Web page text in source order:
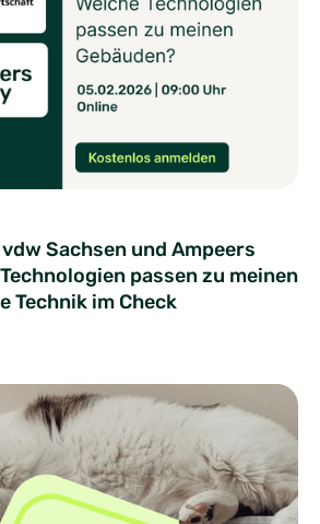
Sachsen und Ampeers
passen zu meinen
Technik im Check